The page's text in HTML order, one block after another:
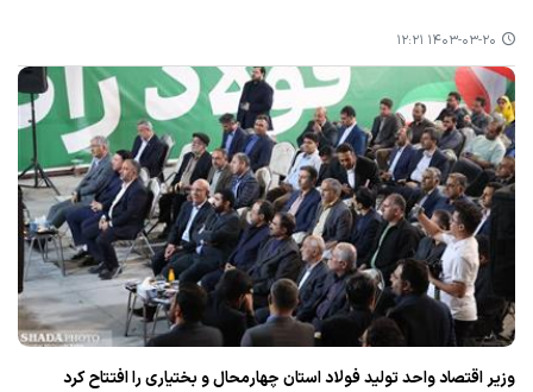
۱۴۰۳-۰۳-۲۰ ۱۲:۲۱
وزیر اقتصاد واحد تولید فولاد استان چهارمحال و بختیاری را افتتاح كرد